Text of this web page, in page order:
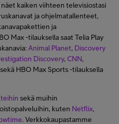
kaiken viihteen televisiostasi
ja ohjelmatallenteet,
ja
Max -tilauksella saat Telia Play
Animal Planet, Discovery
Discovery,CNN,
sekä HBO Max Sports -tilauksella
sekä muihin
kuten Netflix,
. Verkkokaupastamme